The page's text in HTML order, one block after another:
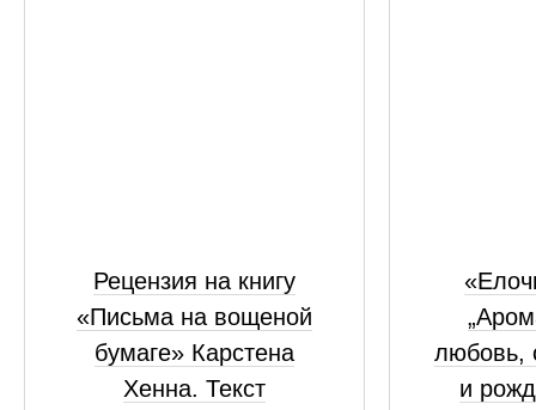
Рецензия на книгу
«Письма на вощеной
бумаге» Карстена
Хенна. Текст
любовь,
и